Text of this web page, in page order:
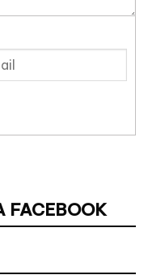
FACEBOOK